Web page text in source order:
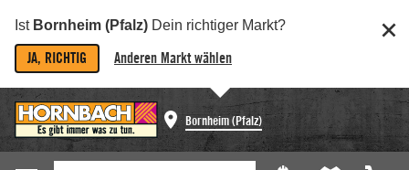
Ist Bornheim (Pfalz) Dein richtiger Markt?
JA, RICHTIG Anderen Markt wählen
Bornheim (Pfalz)